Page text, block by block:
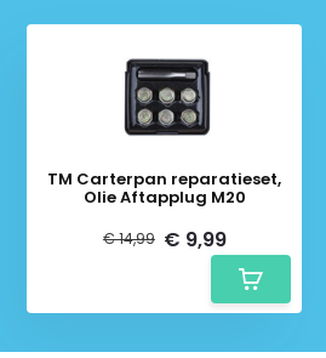
TM Carterpan reparatieset,
Olie Aftapplug M20
€ 14,99 € 9,99